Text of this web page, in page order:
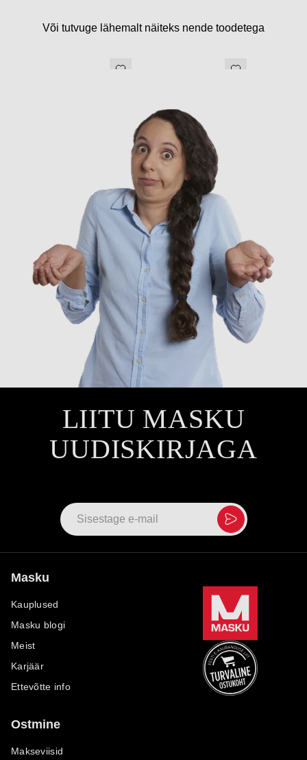
Või tutvuge lähemalt näiteks nende toodetega
LIITU MASKU
UUDISKIRJAGA
Masku
Kauplused
Masku blogi
Meist
Karjäär
Ettevõtte info
Ostmine
Makseviisid